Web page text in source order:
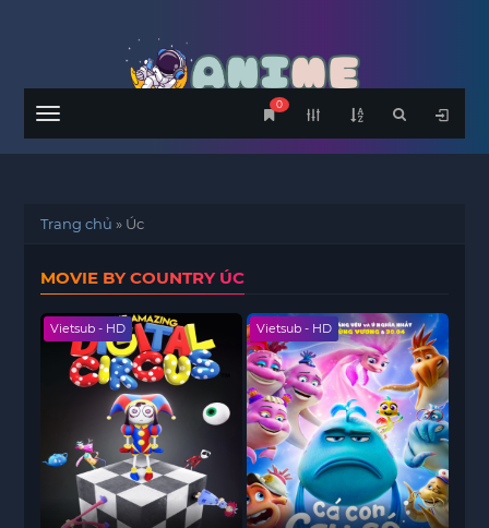
Menu
0
Trang chủ » Úc
MOVIE BY COUNTRY ÚC
Vietsub - HD Vietsub - HD